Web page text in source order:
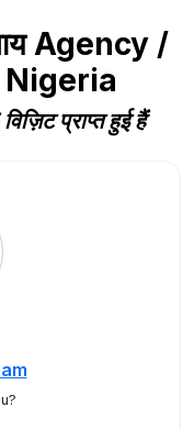
Agency /
Nigeria
प्राप्त हुई हैं